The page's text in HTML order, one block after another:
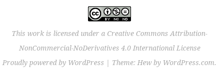
This work is licensed under a Creative Commons Attribution-
NonCommercial-NoDerivatives 4.0 International License
Proudly powered by WordPress | Theme: Hew by WordPress.com.